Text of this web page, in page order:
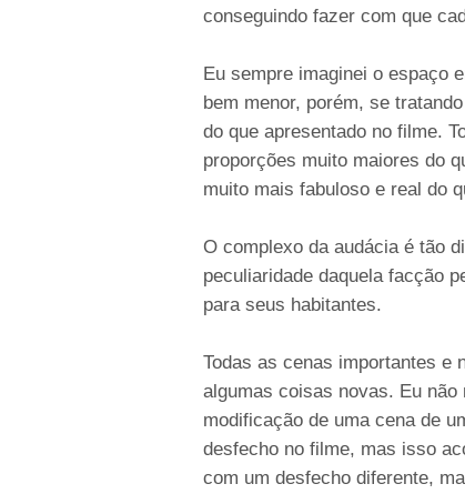
conseguindo fazer com que
Eu sempre imaginei o espaço
bem menor, porém, se
do que apresentado no filme.
proporções muito maiores do
muito mais fabuloso e real do
O complexo da audácia é tão
peculiaridade daquela facção
para seus habitantes.
Todas as cenas importantes e
algumas coisas novas. Eu
modificação de uma cena de
desfecho no filme, mas isso
com um desfecho diferente,